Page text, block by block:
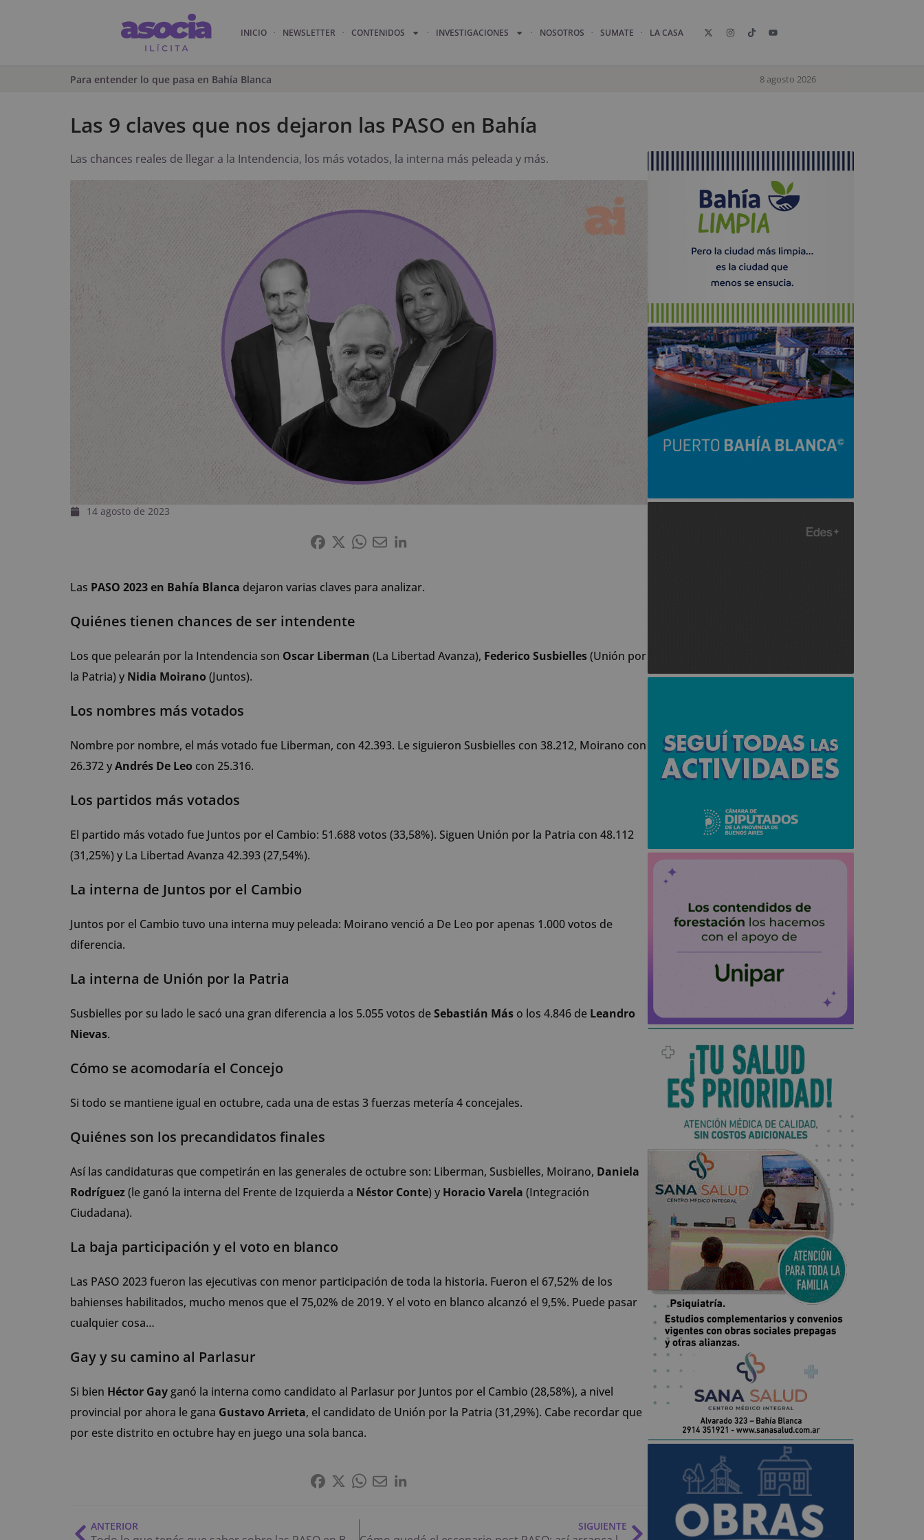
INICIO NEWSLETTER CONTENIDOS INVESTIGACIONES NOSOTROS SUMATE LA CASA
Para entender lo que pasa en Bahía Blanca 8 agosto 2026
Las 9 claves que nos dejaron las PASO en Bahía
Las chances reales de llegar a la Intendencia, los más votados, la interna más peleada y más.
14 agosto de 2023
Las PASO 2023 en Bahía Blanca dejaron varias claves para analizar.
Quiénes tienen chances de ser intendente
Los que pelearán por la Intendencia son Oscar Liberman (La Libertad Avanza), Federico Susbielles(Unión por
la Patria) y Nidia Moirano (Juntos).
Los nombres más votados
Nombre por nombre, el más votado fue Liberman, con 42.393. Le siguieron Susbielles con 38.212, Moirano con
26.372 yAndrés De Leo con 25.316.
Los partidos más votados
El partido más votado fue Juntos por el Cambio: 51.688 votos (33,58%). Siguen Unión por la Patria con 48.112
(31,25%) y La Libertad Avanza 42.393 (27,54%).
La interna de Juntos por el Cambio
Juntos por el Cambio tuvo una interna muy peleada: Moirano venció a De Leo por apenas 1.000 votos de
diferencia.
La interna de Unión por la Patria
Susbielles por su lado le sacó una gran diferencia a los 5.055 votos deSebastián Más o los 4.846 de Leandro
Nievas.
Cómo se acomodaría el Concejo
Si todo se mantiene igual en octubre, cada una de estas 3 fuerzas metería 4 concejales.
Quiénes son los precandidatos finales
Así las candidaturas que competirán en las generales de octubre son: Liberman, Susbielles, Moirano, Daniela
Rodríguez(le ganó la interna del Frente de Izquierda a Néstor Conte) y Horacio Varela (Integración
Ciudadana).
La baja participación y el voto en blanco
Las PASO 2023 fueron las ejecutivas con menor participación de toda la historia. Fueron el 67,52% de los
bahienses habilitados, mucho menos que el 75,02% de 2019. Y el voto en blanco alcanzó el 9,5%. Puede pasar
cualquier cosa…
Gay y su camino al Parlasur
Si bien Héctor Gayganó la interna como candidato al Parlasur por Juntos por el Cambio (28,58%), a nivel
provincial por ahora le gana Gustavo Arrieta, el candidato de Unión por la Patria (31,29%). Cabe recordar que
por este distrito en octubre hay en juego una sola banca.
ANTERIOR SIGUIENTE